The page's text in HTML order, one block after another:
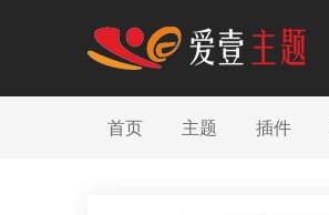
首页 主题 插件